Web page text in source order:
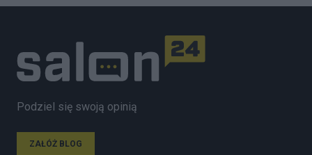
Podziel się swoją opinią
ZAŁÓŻ BLOG